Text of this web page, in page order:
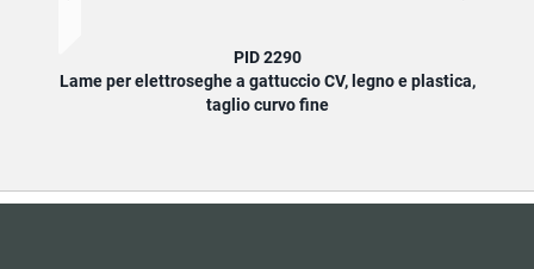
PID 2290
Lame per elettroseghe a gattuccio CV, legno e plastica,
taglio curvo fine